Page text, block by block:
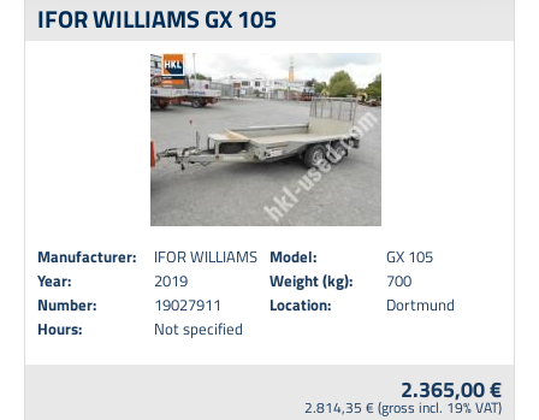
demImpressumentnehmen.
IFOR WILLIAMS GX 105
Manufacturer: IFOR WILLIAMS Model:
GX 105
Year:
2019 Weight (kg):
700
Number:
19027911 Location:
Dortmund
Hours:
Not specified
2.365,00 €
2.814,35 € (gross incl. 19% VAT)